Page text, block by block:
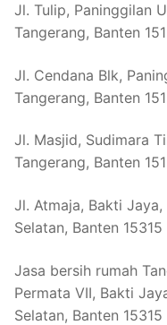
Jl. Tulip, Paninggilan
Tangerang, Banten
Jl. Cendana Blk,
Tangerang, Banten
Jl. Masjid, Sudimara
Tangerang, Banten
Jl. Atmaja, Bakti Jaya,
Selatan, Banten 15315
Jasa bersih rumah
Permata VII, Bakti
Selatan, Banten 15315